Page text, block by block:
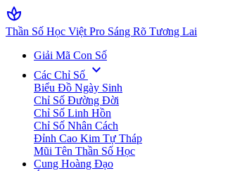
spa
Thần Số Học Việt Pro Sáng Rõ Tương Lai
Giải Mã Con Số
Các Chỉ Số expand_more
Biểu Đồ Ngày Sinh
Chỉ Số Đường Đời
Chỉ Số Linh Hồn
Chỉ Số Nhân Cách
Đỉnh Cao Kim Tự Tháp
Mũi Tên Thần Số Học
Cung Hoàng Đạo